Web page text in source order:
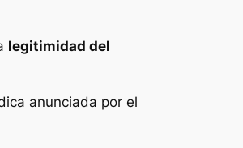
legitimidad del
anunciada por el